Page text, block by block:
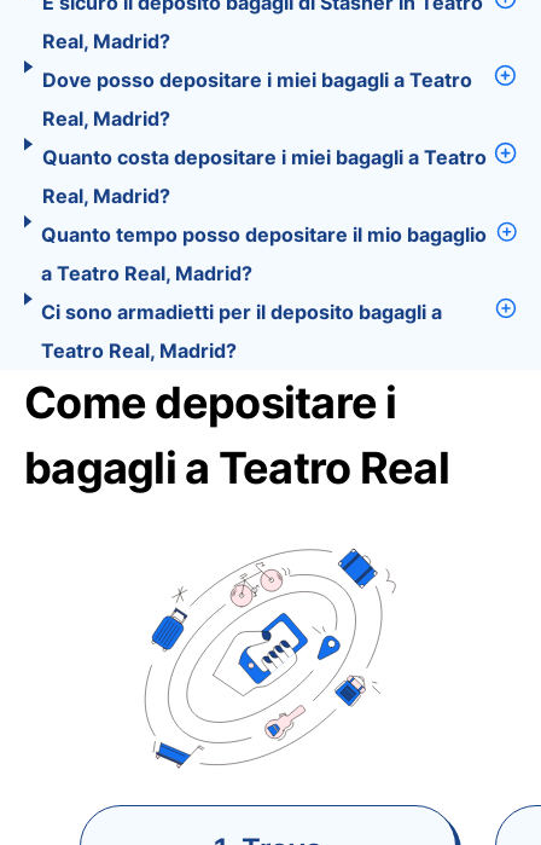
Real, Madrid?
Dove posso depositare i miei bagagli a Teatro
Real, Madrid?
Quanto costa depositare i miei bagagli a Teatro
Real, Madrid?
Quanto tempo posso depositare il mio bagaglio
a Teatro Real, Madrid?
Ci sono armadietti per il deposito bagagli a
Teatro Real, Madrid?
Come depositare i
bagagli a Teatro Real